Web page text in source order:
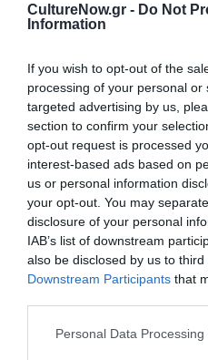
CultureNow.gr - Do Not
Information
If you wish to opt-out of the
processing of your personal
targeted advertising by us,
section to confirm your
opt-out request is processed
interest-based ads based on
us or personal information
your opt-out. You may
disclosure of your personal
IAB’s list of downstream
also be disclosed by us to
Downstream Participants that
Personal Data
αγέλης. Αρχηγός με
την τάξη και επιβάλλει το
που καλωσορίζει τον
ανησυχεί ότι όταν ο
την ασφάλεια της
«Ο Ακέλα είναι ένας άγριος
λύκων» λέει ο Giancarlo
του στον χαρακτήρα.
αγέλης έχει να κάνει με
δάσκαλος. Όλοι θέλουν να